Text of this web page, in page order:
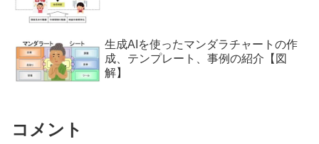
生成AIを使ったマンダラチャートの作
成、テンプレート、事例の紹介【図
解】
コメント